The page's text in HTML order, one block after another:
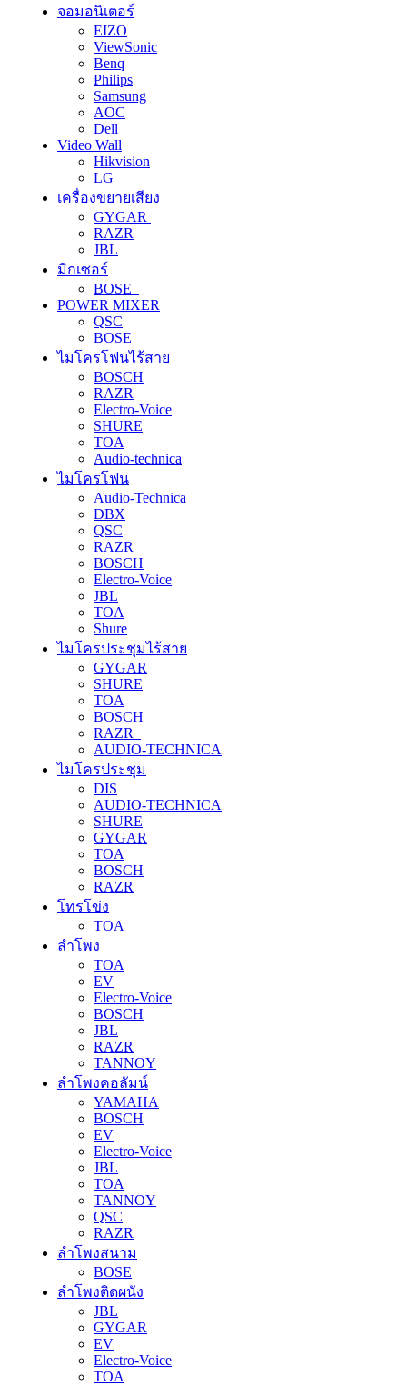
จอมอนิเตอร์
EIZO
ViewSonic
Benq
Philips
Samsung
AOC
Dell
Video Wall
Hikvision
LG
เครื่องขยายเสียง
GYGAR
RAZR
JBL
มิกเซอร์
BOSE
POWER MIXER
QSC
BOSE
ไมโครโฟนไร้สาย
BOSCH
RAZR
Electro-Voice
SHURE
TOA
Audio-technica
ไมโครโฟน
Audio-Technica
DBX
QSC
RAZR
BOSCH
Electro-Voice
JBL
TOA
Shure
ไมโครประชุมไร้สาย
GYGAR
SHURE
TOA
BOSCH
RAZR
AUDIO-TECHNICA
ไมโครประชุม
DIS
AUDIO-TECHNICA
SHURE
GYGAR
TOA
BOSCH
RAZR
โทรโข่ง
TOA
ลำโพง
TOA
EV
Electro-Voice
BOSCH
JBL
RAZR
TANNOY
ลำโพงคอลัมน์
YAMAHA
BOSCH
EV
Electro-Voice
JBL
TOA
TANNOY
QSC
RAZR
ลำโพงสนาม
BOSE
ลำโพงติดผนัง
JBL
GYGAR
EV
Electro-Voice
TOA